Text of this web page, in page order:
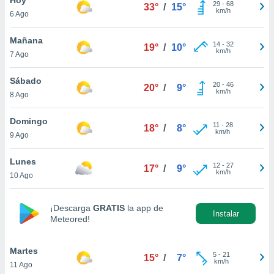
en
más
nuestra
de
aceptar
de
6 Ago
33° / 15° 29- 68
km/h
Mañana
7 Ago
19° / 10° 14- 32
km/h
Sábado
8 Ago
20° / 9° 20- 46
km/h
Domingo
9 Ago
18° / 8° 11 - 28
km/h
Lunes
10 Ago
17° / 9° 12- 27
km/h
¡Descarga GRATIS la app de
Meteored!
Instalar
Martes
11 Ago
15° / 7° 5- 21
km/h